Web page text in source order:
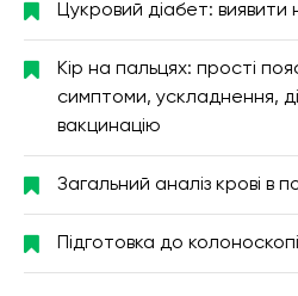
Цукровий діабет: виявити
Кір на пальцях: прості
симптоми, ускладнення,
вакцинацію
Загальний аналіз крові в
Підготовка до